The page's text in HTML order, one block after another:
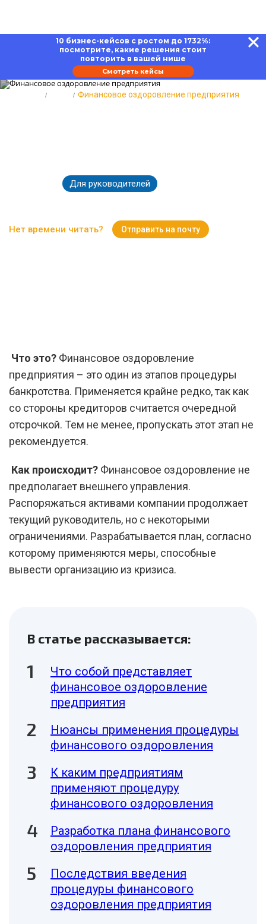
10 бизнес-кейсов с ростом до 1732%:
посмотрите, какие решения стоит
повторить в вашей нише
Смотреть кейсы
Финансовое оздоровление предприятия
Для руководителей
Нет времени читать? Отправить на почту
Что это? Финансовое оздоровление
предприятия – это один из этапов процедуры
банкротства. Применяется крайне редко, так как
со стороны кредиторов считается очередной
отсрочкой. Тем не менее, пропускать этот этап не
рекомендуется.
Как происходит? Финансовое оздоровление не
предполагает внешнего управления.
Распоряжаться активами компании продолжает
текущий руководитель, но с некоторыми
ограничениями. Разрабатывается план, согласно
которому применяются меры, способные
вывести организацию из кризиса.
В статье рассказывается:
Что собой представляет
финансовое оздоровление
предприятия
Нюансы применения процедуры
финансового оздоровления
К каким предприятиям
применяют процедуру
финансового оздоровления
Разработка плана финансового
оздоровления предприятия
Последствия введения
процедуры финансового
оздоровления предприятия